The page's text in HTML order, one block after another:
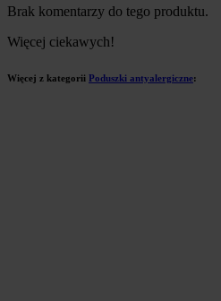
Brak komentarzy do tego produktu.
Więcej ciekawych!
Więcej z kategorii Poduszki antyalergiczne: